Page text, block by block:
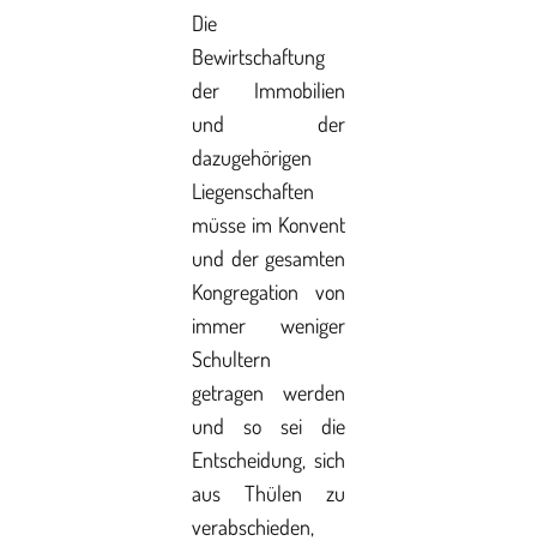
Die
Bewirtschaftung
der Immobilien
und der
dazugehörigen
Liegenschaften
müsse im Konvent
und der gesamten
Kongregation von
immer weniger
Schultern
getragen werden
und so sei die
Entscheidung, sich
aus Thülen zu
verabschieden,